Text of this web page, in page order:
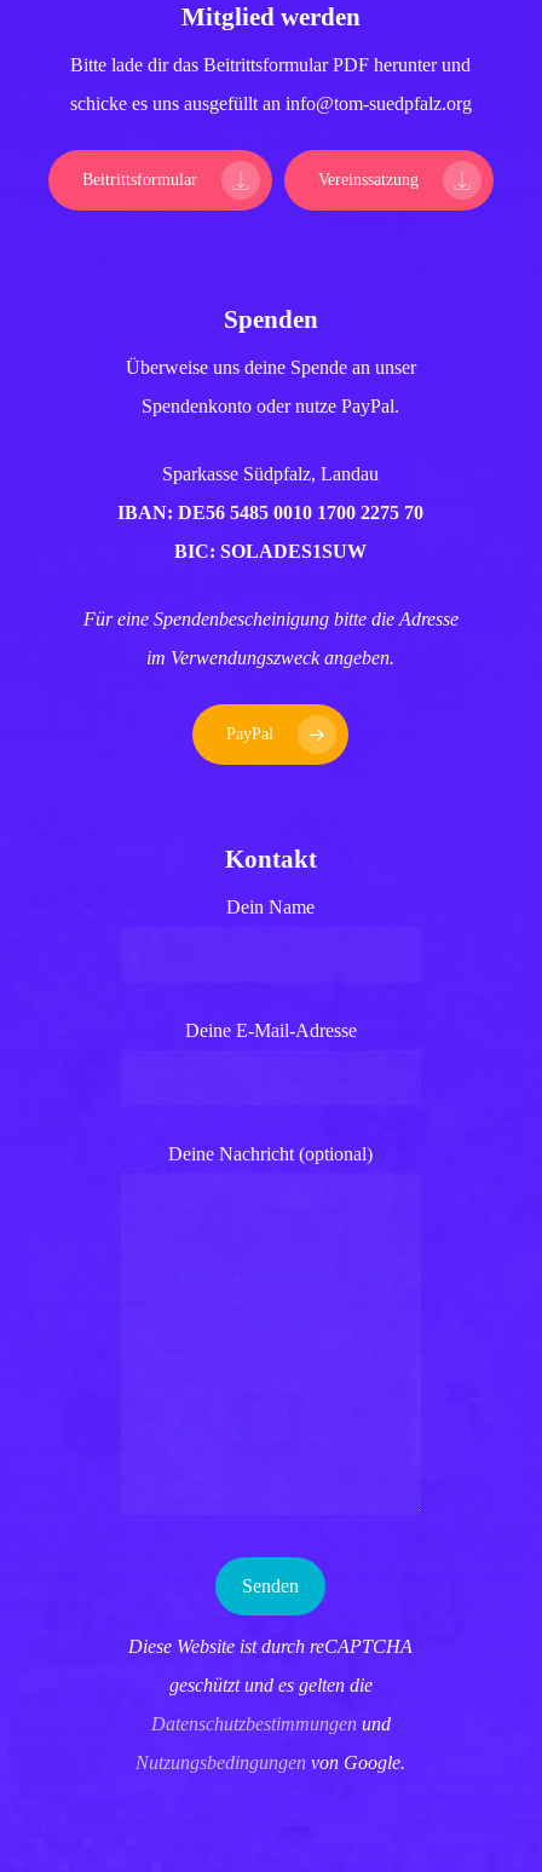
Mitglied werden
Bitte lade dir das Beitrittsformular PDF herunter und
schicke es uns ausgefüllt an info@tom-suedpfalz.org
Beitrittsformular Vereinssatzung
Spenden
Überweise uns deine Spende an unser
Spendenkonto oder nutze PayPal.
Sparkasse Südpfalz, Landau
IBAN: DE56 5485 0010 1700 2275 70
BIC: SOLADES1SUW
Für eine Spendenbescheinigung bitte die Adresse
im Verwendungszweck angeben.
PayPal
Kontakt
Dein Name
Deine E-Mail-Adresse
Deine Nachricht (optional)
Diese Website ist durch reCAPTCHA
geschützt und es gelten die
Datenschutzbestimmungenund
Nutzungsbedingungen von Google.